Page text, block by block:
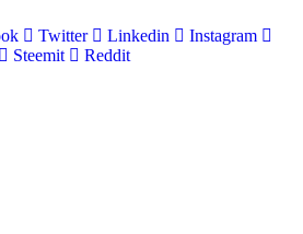
Twitter Linkedin
Instagram
Steemit Reddit